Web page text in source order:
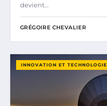
devient…
GRÉGOIRE CHEVALIER
INNOVATION ET TECHNOLOGIE